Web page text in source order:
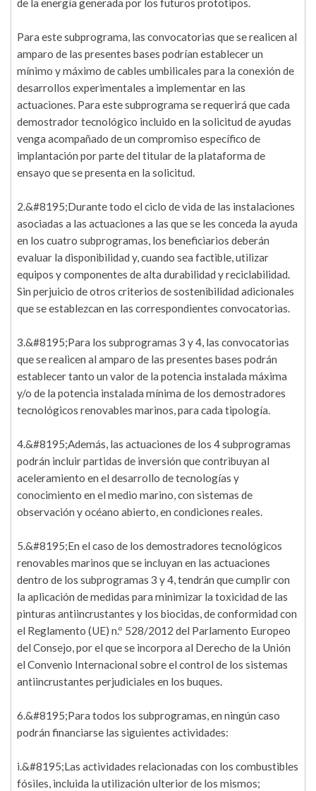
de la energía generada por los futuros prototipos.
Para este subprograma, las convocatorias que se realicen al
amparo de las presentes bases podrían establecer un
mínimo y máximo de cables umbilicales para la conexión de
desarrollos experimentales a implementar en las
actuaciones. Para este subprograma se requerirá que cada
demostrador tecnológico incluido en la solicitud de ayudas
venga acompañado de un compromiso específico de
implantación por parte del titular de la plataforma de
ensayo que se presenta en la solicitud.
2.&#8195;Durante todo el ciclo de vida de las instalaciones
asociadas a las actuaciones a las que se les conceda la ayuda
en los cuatro subprogramas, los beneficiarios deberán
evaluar la disponibilidad y, cuando sea factible, utilizar
equipos y componentes de alta durabilidad y reciclabilidad.
Sin perjuicio de otros criterios de sostenibilidad adicionales
que se establezcan en las correspondientes convocatorias.
3.&#8195;Para los subprogramas 3 y 4, las convocatorias
que se realicen al amparo de las presentes bases podrán
establecer tanto un valor de la potencia instalada máxima
y/o de la potencia instalada mínima de los demostradores
tecnológicos renovables marinos, para cada tipología.
4.&#8195;Además, las actuaciones de los 4 subprogramas
podrán incluir partidas de inversión que contribuyan al
aceleramiento en el desarrollo de tecnologías y
conocimiento en el medio marino, con sistemas de
observación y océano abierto, en condiciones reales.
5.&#8195;En el caso de los demostradores tecnológicos
renovables marinos que se incluyan en las actuaciones
dentro de los subprogramas 3 y 4, tendrán que cumplir con
la aplicación de medidas para minimizar la toxicidad de las
pinturas antiincrustantes y los biocidas, de conformidad con
el Reglamento (UE) n.º 528/2012 del Parlamento Europeo
del Consejo, por el que se incorpora al Derecho de la Unión
el Convenio Internacional sobre el control de los sistemas
antiincrustantes perjudiciales en los buques.
6.&#8195;Para todos los subprogramas, en ningún caso
podrán financiarse las siguientes actividades:
i.&#8195;Las actividades relacionadas con los combustibles
fósiles, incluida la utilización ulterior de los mismos;